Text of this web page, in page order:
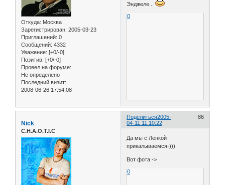
Откуда: Москва
Зарегистрирован: 2005-03-23
Приглашений: 0
Сообщений: 4332
Уважение: [+0/-0]
Позитив: [+0/-0]
Провел на форуме:
Не определено
Последний визит:
2008-06-26 17:54:08
Энджеле...
0
Поделиться 86
2005-
04-11 11:10:22
Nick
C.H.A.O.T.I.C
Да мы с Ленкой
прикалываемся-)))
Вот фота ->
0